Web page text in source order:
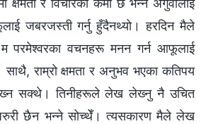
जबरजस्ती गर्नु हुँदैनथ्यो। हरदिन मैले
म परमेश्‍वरका वचनहरू मनन गर्न आफूलाई
राम्रो क्षमता र अनुभव भएका कतिपय
सक्थे। तिनीहरूले लेख लेख्‍नु नै उचित
छैन भन्‍ने सोच्थेँ। त्यसकारण मैले लेख